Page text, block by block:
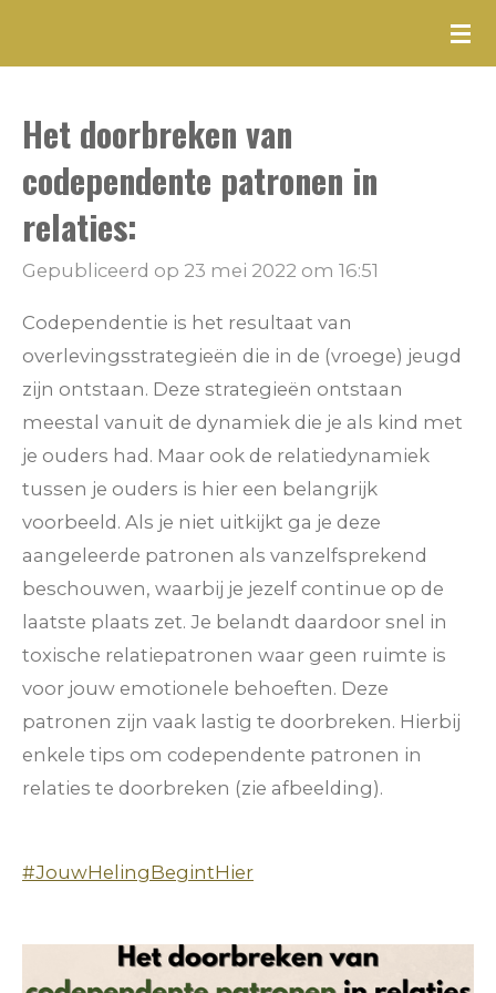
deHet doorbreken van
codependente patronen in
relaties:
Gepubliceerd op 23 mei 2022 om 16:51
Codependentie is het resultaat van
overlevingsstrategieën die in de (vroege) jeugd
zijn ontstaan. Deze strategieën ontstaan
meestal vanuit de dynamiek die je als kind met
je ouders had. Maar ook de relatiedynamiek
tussen je ouders is hier een belangrijk
voorbeeld. Als je niet uitkijkt ga je deze
aangeleerde patronen als vanzelfsprekend
beschouwen, waarbij je jezelf continue op de
laatste plaats zet. Je belandt daardoor snel in
toxische relatiepatronen waar geen ruimte is
voor jouw emotionele behoeften. Deze
patronen zijn vaak lastig te doorbreken. Hierbij
enkele tips om codependente patronen in
relaties te doorbreken (zie afbeelding).
#JouwHelingBegintHier